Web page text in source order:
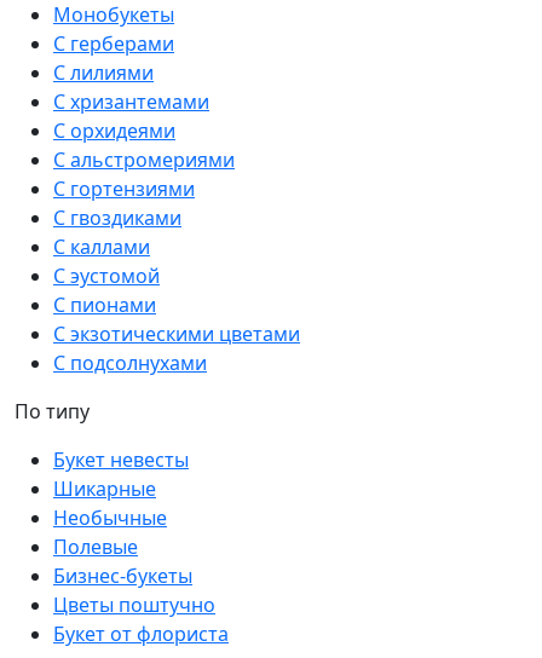
Монобукеты
С герберами
С лилиями
С хризантемами
С орхидеями
С альстромериями
С гортензиями
С гвоздиками
С каллами
С эустомой
С пионами
С экзотическими цветами
С подсолнухами
По типу
Букет невесты
Шикарные
Необычные
Полевые
Бизнес-букеты
Цветы поштучно
Букет от флориста